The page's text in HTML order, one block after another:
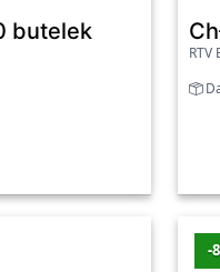
butelek
RTV
-